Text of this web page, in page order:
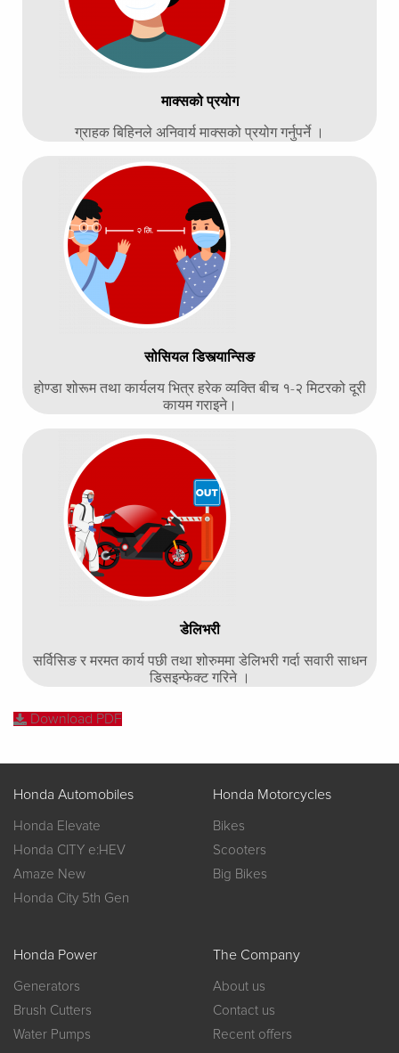
माक्सको प्रयोग
ग्राहक बिहिनले अनिवार्य माक्सको प्रयोग गर्नुपर्ने ।
सोसियल डिस्त्यान्सिङ
होण्डा शोरूम तथा कार्यलय भित्र हरेक व्यक्ति बीच १-२ मिटरको दूरी
कायम गराइने।
डेलिभरी
सर्विसिङ र मरमत कार्य पछी तथा शोरुममा डेलिभरी गर्दा सवारी साधन
डिसइन्फेक्ट गरिने ।
Download PDF
Honda Automobiles
Honda Elevate
Honda CITY e:HEV
Amaze New
Honda City 5th Gen
Honda Motorcycles
Bikes
Scooters
Big Bikes
Honda Power
Generators
Brush Cutters
Water Pumps
The Company
About us
Contact us
Recent offers